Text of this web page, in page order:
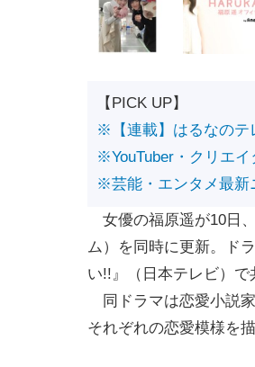
【PICK UP】
※【連載】はるなのテ
※YouTuber・クリエ
※芸能・エンタメ最新
女優の福原遥が10日
ム）を同時に更新。ド
い!!』（日本テレビ）で
同ドラマは恋愛小説
それぞれの恋愛模様を